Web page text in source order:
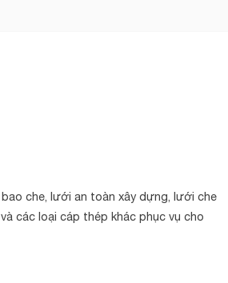
che, lưới an toàn xây dựng, lưới che
các loại cáp thép khác phục vụ cho